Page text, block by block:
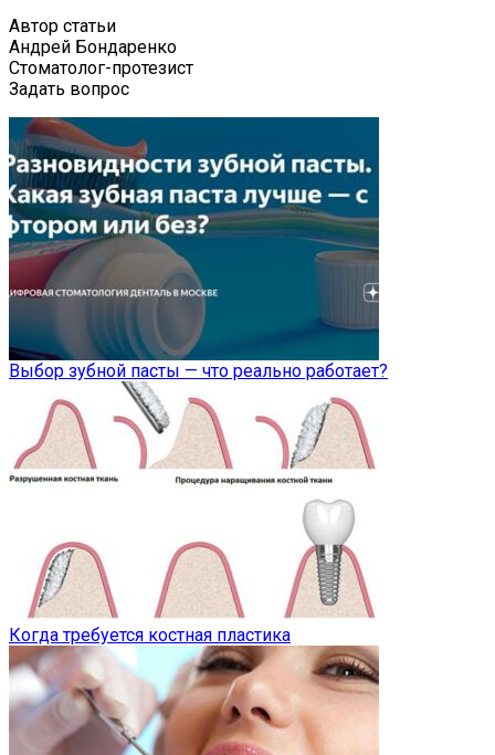
Автор статьи
Андрей Бондаренко
Стоматолог-протезист
Задать вопрос
Выбор зубной пасты — что реально работает?
Когда требуется костная пластика